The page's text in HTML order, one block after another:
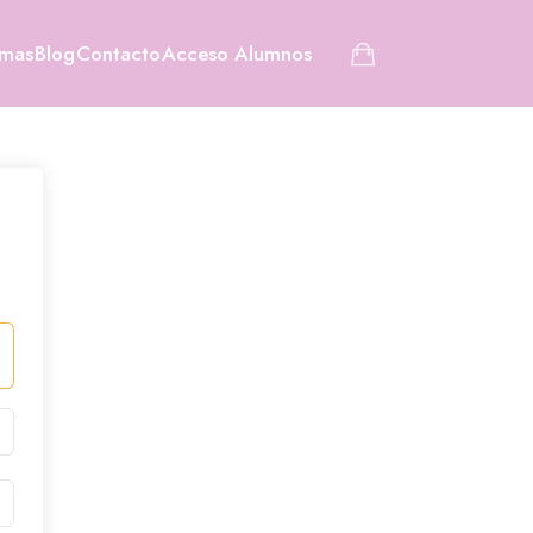
BlogContactoAcceso Alumnos